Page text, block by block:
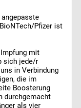
Pfizer ist
mit
sich jede/r
in Verbindung
die im
Boosterung
durchgemacht
als vier